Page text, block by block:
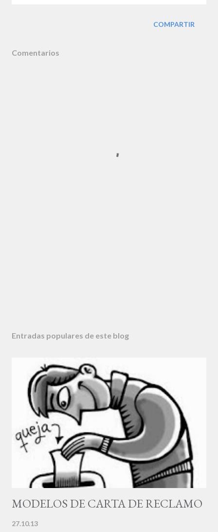
COMPARTIR
Comentarios
Entradas populares de este blog
MODELOS DE CARTA DE RECLAMO
27.10.13